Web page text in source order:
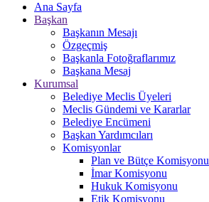
Ana Sayfa
Başkan
Başkanın Mesajı
Özgeçmiş
Başkanla Fotoğraflarımız
Başkana Mesaj
Kurumsal
Belediye Meclis Üyeleri
Meclis Gündemi ve Kararlar
Belediye Encümeni
Başkan Yardımcıları
Komisyonlar
Plan ve Bütçe Komisyonu
İmar Komisyonu
Hukuk Komisyonu
Etik Komisyonu